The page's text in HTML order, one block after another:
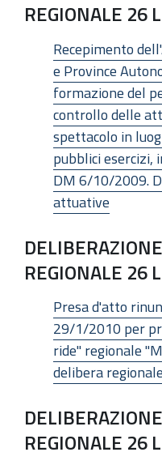
REGIONALE 26
Recepimento
e Province
formazione del
controllo delle
spettacolo in
pubblici esercizi,
DM 6/10/2009.
attuative
REGIONALE 26
Presa d'atto
29/1/2010 per
ride" regionale
delibera
REGIONALE 26